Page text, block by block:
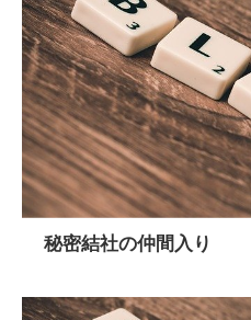
秘密結社の仲間入り